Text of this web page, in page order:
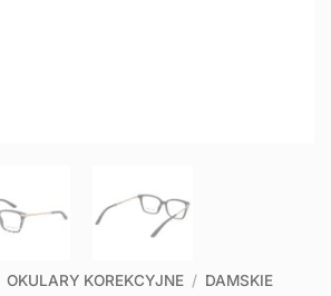
OKULARY KOREKCYJNE / DAMSKIE